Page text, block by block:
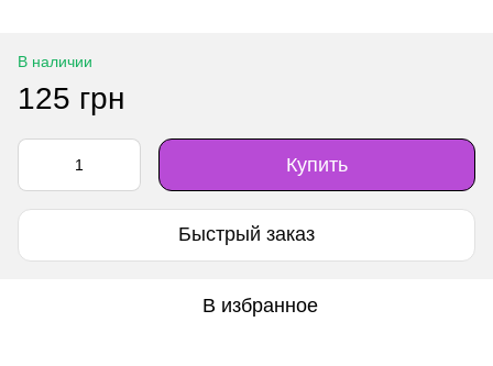
В наличии
125 грн
Купить
Быстрый заказ
В избранное